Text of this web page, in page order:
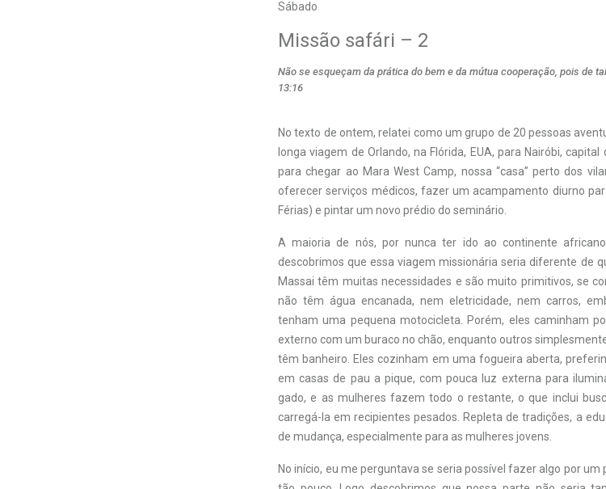
Sábado
Missão safári – 2
Não se esqueçam da prática do bem e da mútua cooperação, pois de
13:16
No texto de ontem, relatei como um grupo de 20 pessoas
longa viagem de Orlando, na Flórida, EUA, para Nairóbi,
para chegar ao Mara West Camp, nossa “casa” perto dos
oferecer serviços médicos, fazer um acampamento diurno
Férias) e pintar um novo prédio do seminário.
A maioria de nós, por nunca ter ido ao continente
descobrimos que essa viagem missionária seria diferente de
Massai têm muitas necessidades e são muito primitivos, se
não têm água encanada, nem eletricidade, nem carros,
tenham uma pequena motocicleta. Porém, eles caminham
externo com um buraco no chão, enquanto outros
têm banheiro. Eles cozinham em uma fogueira aberta,
em casas de pau a pique, com pouca luz externa para
gado, e as mulheres fazem todo o restante, o que inclui
carregá-la em recipientes pesados. Repleta de tradições, a
de mudança, especialmente para as mulheres jovens.
No início, eu me perguntava se seria possível fazer algo por